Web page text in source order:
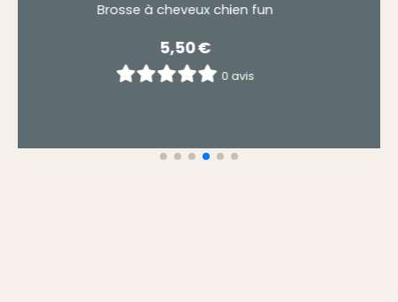
Set manucure chat noir best friends.
7,50€
0 avis